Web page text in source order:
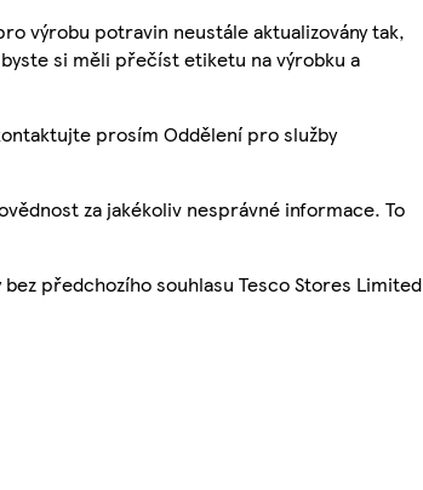
výrobu potravin neustále aktualizovány tak,
si měli přečíst etiketu na výrobku a
prosím Oddělení pro služby
za jakékoliv nesprávné informace. To
předchozího souhlasu Tesco Stores Limited